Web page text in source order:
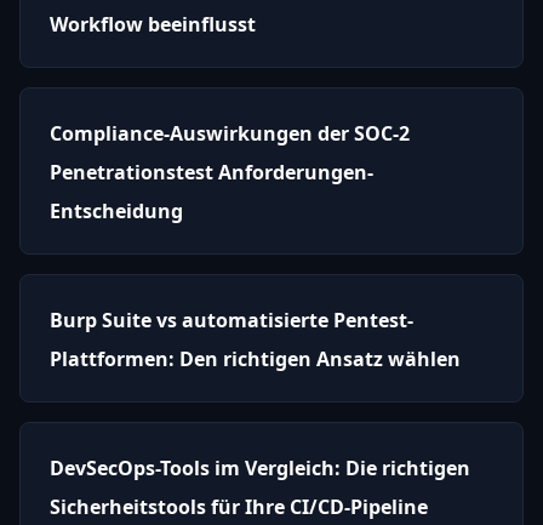
Workflow beeinflusst
Compliance-Auswirkungen der SOC-2
Penetrationstest Anforderungen-
Entscheidung
Burp Suite vs automatisierte Pentest-
Plattformen: Den richtigen Ansatz wählen
DevSecOps-Tools im Vergleich: Die richtigen
Sicherheitstools für Ihre CI/CD-Pipeline